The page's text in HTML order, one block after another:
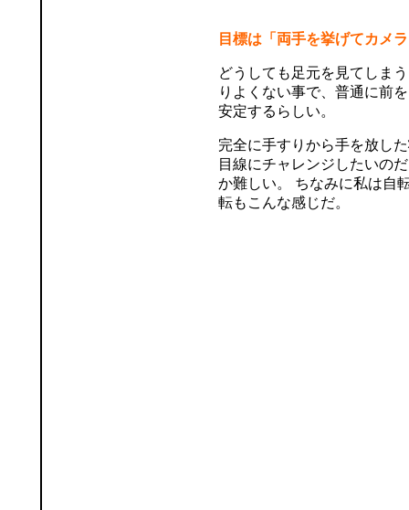
目標は「両手を挙げてカメ
どうしても足元を見てしま
りよくない事で、普通に前
安定するらしい。
完全に手すりから手を放し
目線にチャレンジしたいの
か難しい。 ちなみに私は自
転もこんな感じだ。